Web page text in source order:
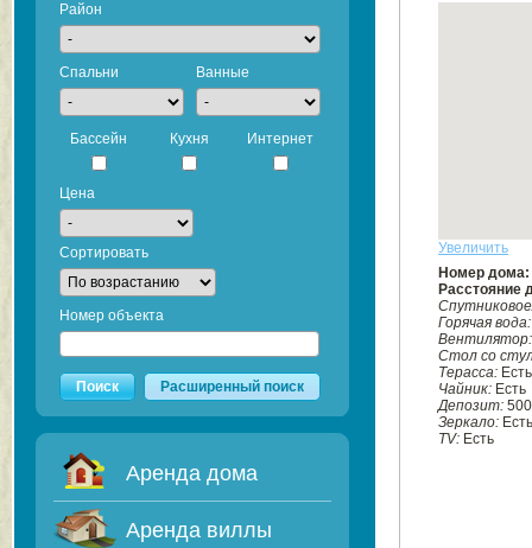
Район
Спальни Ванные
Бассейн Кухня Интернет
Цена
Сортировать
Номер объекта
Поиск Расширенный поиск
Аренда дома
Аренда виллы
Увеличить
Номер дома:
Расстояние
Горячая
Стол со
Терасса: Есть
Чайник: Есть
Депозит:
Зеркало: Есть
TV: Есть